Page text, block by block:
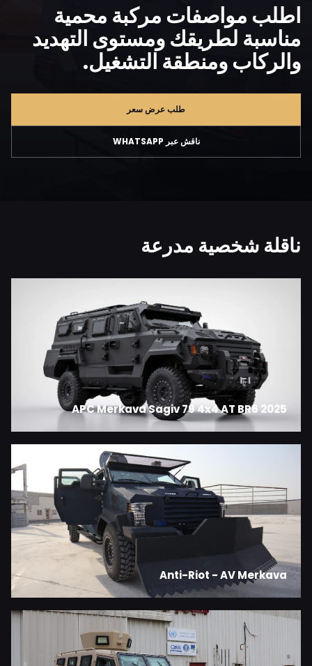
اطلب مواصفات مركبة محمية
مناسبة لطريقك ومستوى التهديد
والركاب ومنطقة التشغيل.
طلب عرض سعر
ناقش عبر WHATSAPP
ناقلة شخصية مدرعة
2025 APC Merkava Sagiv 79 4x4 AT BR6
Anti-Riot - AV Merkava